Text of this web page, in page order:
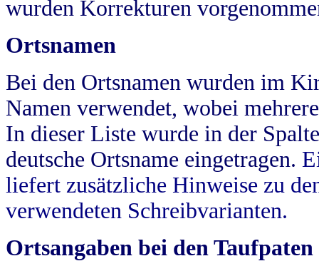
wurden Korrekturen
Ortsnamen
Bei den Ortsnamen wurden im
Namen verwendet, wobei
In dieser Liste wurde in der
deutsche Ortsname eingetragen.
liefert zusätzliche Hinweise zu
verwendeten Schreibvarianten.
Ortsangaben bei den Taufpaten